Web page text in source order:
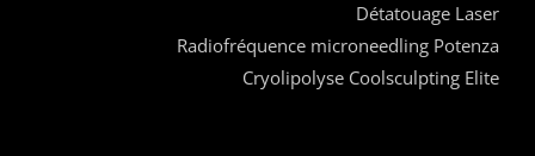
Détatouage Laser
Radiofréquence microneedling Potenza
Cryolipolyse Coolsculpting Elite